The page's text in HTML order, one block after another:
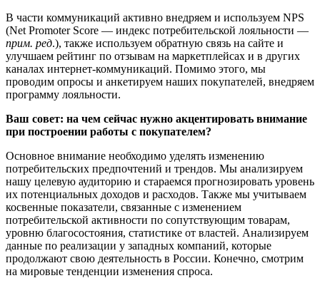
В части коммуникаций активно внедряем и используем NPS
(Net Promoter Score — индекс потребительской лояльности —
прим. ред.), также используем обратную связь на сайте и
улучшаем рейтинг по отзывам на маркетплейсах и в других
каналах интернет-коммуникаций. Помимо этого, мы
проводим опросы и анкетируем наших покупателей, внедряем
программу лояльности.
Ваш совет: на чем сейчас нужно акцентировать внимание
при построении работы с покупателем?
Основное внимание необходимо уделять изменению
потребительских предпочтений и трендов. Мы анализируем
нашу целевую аудиторию и стараемся прогнозировать уровень
их потенциальных доходов и расходов. Также мы учитываем
косвенные показатели, связанные с изменением
потребительской активности по сопутствующим товарам,
уровню благосостояния, статистике от властей. Анализируем
данные по реализации у западных компаний, которые
продолжают свою деятельность в России. Конечно, смотрим
на мировые тенденции изменения спроса.